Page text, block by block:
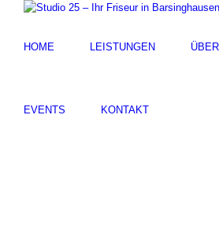
HOME LEISTUNGEN
EVENTS KONTAKT